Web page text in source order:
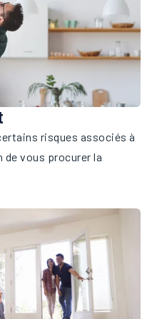
risques associés à
de vous procurer la